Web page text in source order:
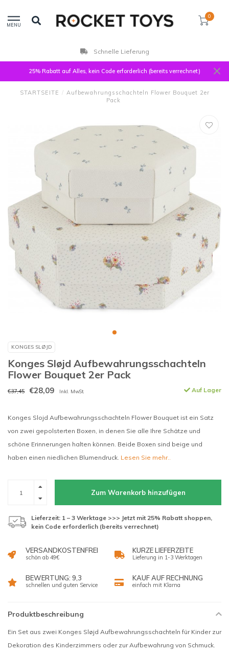
MENU
0
Schnelle Lieferung
25% Rabatt auf Alles, kein Code erforderlich (bereits verrechnet)
STARTSEITE / Aufbewahrungsschachteln Flower Bouquet 2er
Pack
KONGES SLØJD
Konges Sløjd Aufbewahrungsschachteln
Flower Bouquet 2er Pack
€37,45 €28,09 Inkl. MwSt. Auf Lager
Konges Slojd Aufbewahrungsschachteln Flower Bouquet ist ein Satz
von zwei gepolsterten Boxen, in denen Sie alle Ihre Schätze und
schöne Erinnerungen halten können. Beide Boxen sind beige und
haben einen niedlichen Blumendruck. Lesen Sie mehr..
Zum Warenkorb hinzufügen
Lieferzeit: 1 – 3 Werktage >>> Jetzt mit 25% Rabatt shoppen,
kein Code erforderlich (bereits verrechnet)
VERSANDKOSTENFREI
schön ab 49€
KURZE LIEFERZEITE
Lieferung in 1-3 Werktagen
BEWERTUNG: 9,3
schnellen und guten Service
KAUF AUF RECHNUNG
einfach mit Klarna
Produktbeschreibung
Ein Set aus zwei Konges Sløjd Aufbewahrungsschachteln für Kinder zur
Dekoration des Kinderzimmers oder zur Aufbewahrung von Schmuck.